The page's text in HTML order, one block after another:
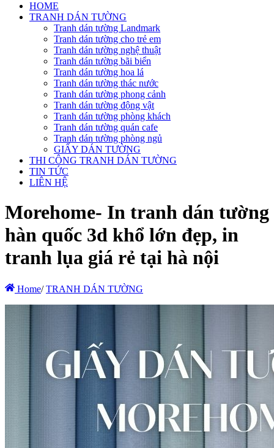
HOME
TRANH DÁN TƯỜNG
Tranh dán tường Landmark
Tranh dán tường cho trẻ em
Tranh dán tường nghệ thuật
Tranh dán tường bãi biển
Tranh dán tường hoa lá
Tranh dán tường thác nước
Tranh dán tường phong cảnh
Tranh dán tường động vật
Tranh dán tường phòng khách
Tranh dán tường quán cafe
Tranh dán tường phòng ngủ
GIẤY DÁN TƯỜNG
THI CÔNG TRANH DÁN TƯỜNG
TIN TỨC
LIÊN HỆ
Morehome- In tranh dán tường
hàn quốc 3d khổ lớn đẹp, in
tranh lụa giá rẻ tại hà nội
Home/ TRANH DÁN TƯỜNG